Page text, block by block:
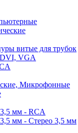
витые для трубок
VGA
Микрофонные
мм - RCA
мм - Стерео 3,5 мм